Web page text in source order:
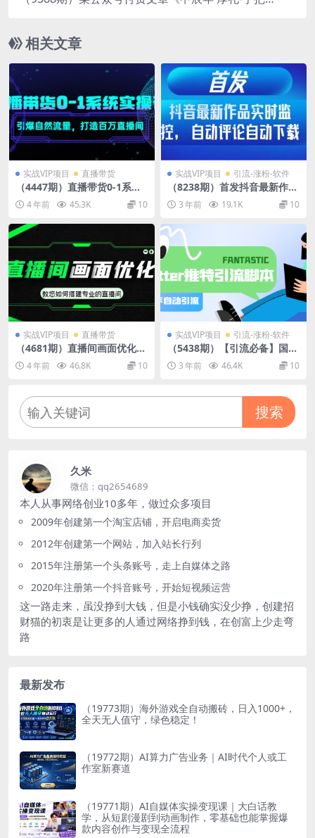
相关文章
实战VIP项目 直播带货
（4447期）直播带货0-1系统
实操课，引爆自然流量，打造
百万直播间！
4 年前 45.3K 10
实战VIP项目 引流-涨粉-软件
（8238期）首发抖音最新作品
实时监控，自动评论自动下载
3 年前 19.1K 10
实战VIP项目 直播带货
（4681期）直播间画面优化教
程，教您如何搭建专业的直播
间-价值399元
4 年前 46.8K 10
实战VIP项目 引流-涨粉-软件
（5438期）【引流必备】国外
Twitter推特平台引流脚本，
解放双手自动引流【脚本+教
3 年前 46.4K 10
搜索
久米
微信：qq2654689
本人从事网络创业10多年，做过众多项目
2009年创建第一个淘宝店铺，开启电商卖货
2012年创建第一个网站，加入站长行列
2015年注册第一个头条账号，走上自媒体之路
2020年注册第一个抖音账号，开始短视频运营
这一路走来，虽没挣到大钱，但是小钱确实没少挣，创建招
财猫的初衷是让更多的人通过网络挣到钱，在创富上少走弯
路
最新发布
（19773期）海外游戏全自动搬砖，日入1000+，
全天无人值守，绿色稳定！
（19772期）AI算力广告业务｜AI时代个人或工
作室新赛道
（19771期）AI自媒体实操变现课｜大白话教
学，从短剧漫剧到动画制作，零基础也能掌握爆
款内容创作与变现全流程